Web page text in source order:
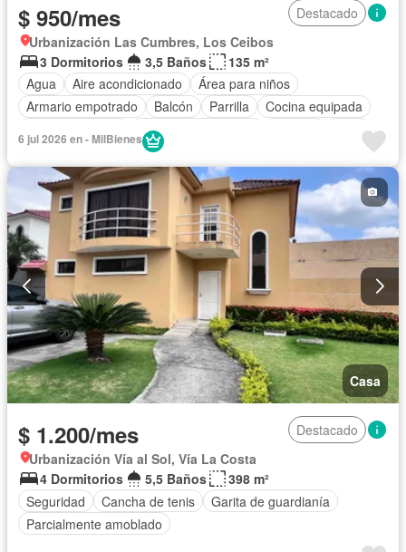
$ 950/mes
Destacado
Urbanización Las Cumbres, Los Ceibos
3 Dormitorios
3,5 Baños
135 m²
Agua
Aire acondicionado
Área para niños
Armario empotrado
Balcón Parrilla
Cocina equipada
Garita de guardianía
Seguridad
Vista panorámica
Parcialmente amoblado
6 jul 2026 en - MilBienes
Casa
$ 1.200/mes
Destacado
Urbanización Vía al Sol, Vía La Costa
4 Dormitorios
5,5 Baños
398 m²
Seguridad
Cancha de tenis
Garita de guardianía
Parcialmente amoblado